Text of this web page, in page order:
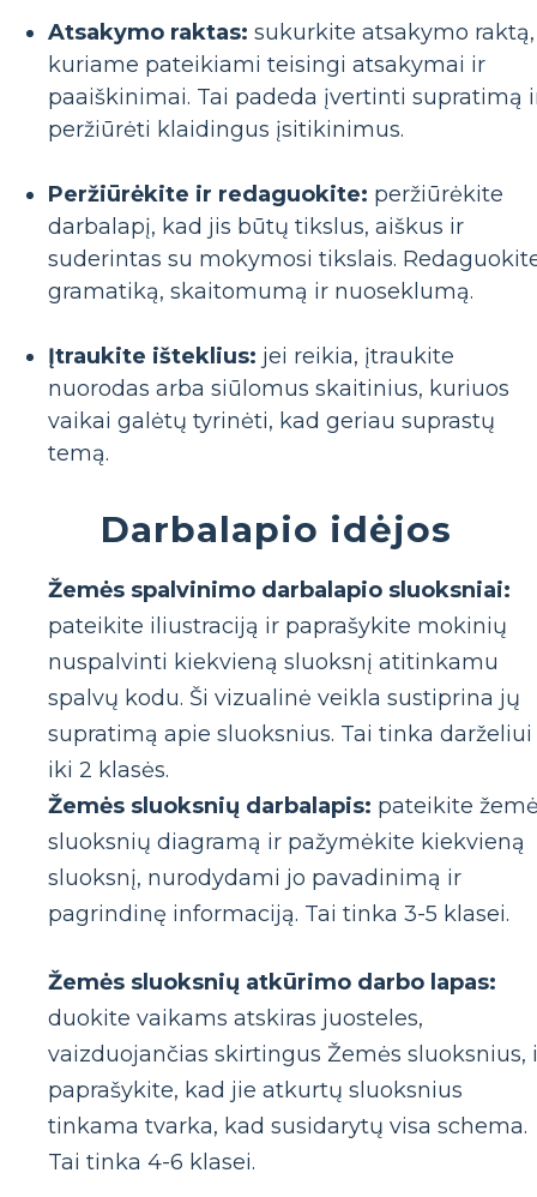
Atsakymo raktas: sukurkite atsakymo raktą,
kuriame pateikiami teisingi atsakymai ir
paaiškinimai. Tai padeda įvertinti supratimą
peržiūrėti klaidingus įsitikinimus.
Peržiūrėkite ir redaguokite: peržiūrėkite
darbalapį, kad jis būtų tikslus, aiškus ir
suderintas su mokymosi tikslais.
gramatiką, skaitomumą ir nuoseklumą.
Įtraukite išteklius: jei reikia, įtraukite
nuorodas arba siūlomus skaitinius, kuriuos
vaikai galėtų tyrinėti, kad geriau suprastų
temą.
Darbalapio idėjos
Žemės spalvinimo darbalapio sluoksniai:
pateikite iliustraciją ir paprašykite mokinių
nuspalvinti kiekvieną sluoksnį atitinkamu
spalvų kodu. Ši vizualinė veikla sustiprina jų
supratimą apie sluoksnius. Tai tinka darželiui
iki 2 klasės.
Žemės sluoksnių darbalapis: pateikite
sluoksnių diagramą ir pažymėkite kiekvieną
sluoksnį, nurodydami jo pavadinimą ir
pagrindinę informaciją. Tai tinka 3-5 klasei.
Žemės sluoksnių atkūrimo darbo lapas:
duokite vaikams atskiras juosteles,
vaizduojančias skirtingus Žemės sluoksnius,
paprašykite, kad jie atkurtų sluoksnius
tinkama tvarka, kad susidarytų visa schema.
Tai tinka 4-6 klasei.